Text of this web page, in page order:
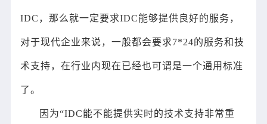
IDC，那么就一定要求IDC能够提供良好的服务，
对于现代企业来说，一般都会要求7*24的服务和技
术支持，在行业内现在已经也可谓是一个通用标准
了。
因为“IDC能不能提供实时的技术支持非常重